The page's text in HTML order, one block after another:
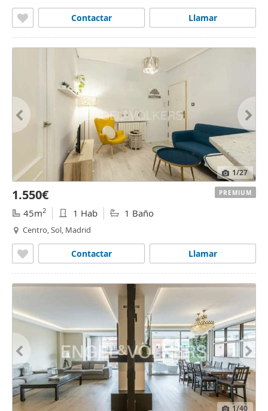
Llamar
Contactar
1/27
1.550€
45m2 1 Hab 1 Baño
Centro, Sol, Madrid
Llamar
Contactar
PREMIUM
1/40